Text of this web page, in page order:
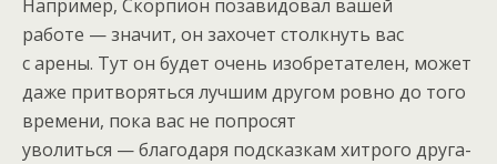
Например, Скорпион позавидовал вашей
работе — значит, он захочет столкнуть вас
с арены. Тут он будет очень изобретателен, может
даже притворяться лучшим другом ровно до того
времени, пока вас не попросят
уволиться — благодаря подсказкам хитрого друга-